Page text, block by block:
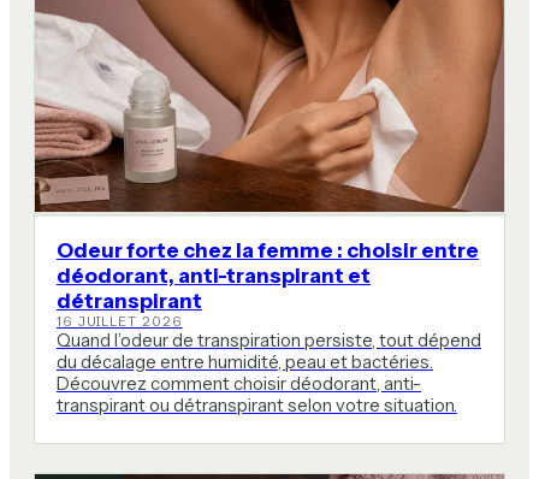
Odeur forte chez la femme : choisir entre
déodorant, anti-transpirant et
détranspirant
16 JUILLET 2026
Quand l’odeur de transpiration persiste, tout dépend
du décalage entre humidité, peau et bactéries.
Découvrez comment choisir déodorant, anti-
transpirant ou détranspirant selon votre situation.